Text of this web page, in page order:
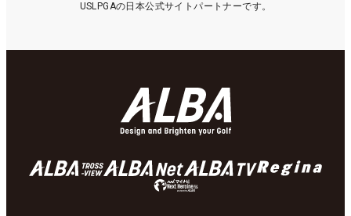
USLPGAの日本公式サイトパートナーです。